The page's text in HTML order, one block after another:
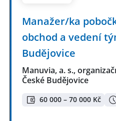
Manažer/ka
obchod a vedení
Budějovice
Manuvia, a. s.,
České Budějovice
60 000 – 70 000 Kč